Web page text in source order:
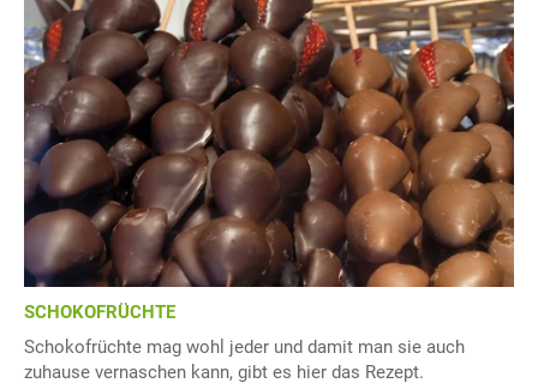
SCHOKOFRÜCHTE
Schokofrüchte mag wohl jeder und damit man sie auch
zuhause vernaschen kann, gibt es hier das Rezept.